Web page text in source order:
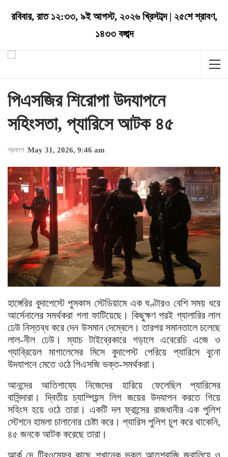
রবিবার, রাত ১২:৩৩, ৯ই আগস্ট, ২০২৬ খ্রিস্টাব্দ| ২৫শে শ্রাবণ,
১৪৩৩ বঙ্গাব্দ
পিএসজির শিরোপা উদযাপনে
সহিংসতা, প্যারিসে আটক ৪৫
প্রকাশ May 31, 2026, 9:46 am
হাঙ্গেরির বুদাপেস্টে পুসকাস স্টেডিয়ামে এক ঘণ্টারও বেশি সময় ধরে
আর্সেনালের সমর্থকরা গলা ফাটিয়েছে। কিছুক্ষণ পরই গ্যালারির লাল
ঢেউ নিস্তব্ধ করে দেন উসমান দেম্বেলে। তারপর সমানতালে চলেছে
লাল-নীল ঢেউ। ম্যাচ টাইব্রেকারে গড়ালে এবেরেচি এজে ও
গ্যাব্রিয়েল মাগালেসের মিসে বুদাপেস্ট পেরিয়ে প্যারিসে বুনো
উদযাপনে মেতে ওঠে পিএসজি ভক্ত-সমর্থকরা।
আনন্দের আতিশায্যে নিজেদের হারিয়ে ফেলেছিল প্যারিসের
বাসিন্দারা। দ্বিতীয় চ্যাম্পিয়ন্স লিগ জয়ের উদযাপন করতে গিয়ে
সহিংস হয়ে ওঠে তারা। একটি দল ফ্রান্সের রাজধানীর এক পুলিশ
স্টেশনে হামলা চালানোর চেষ্টা করে। প্যারিস পুলিশ চুপ করে থাকেনি,
৪৫ জনকে আটক করেছে তারা।